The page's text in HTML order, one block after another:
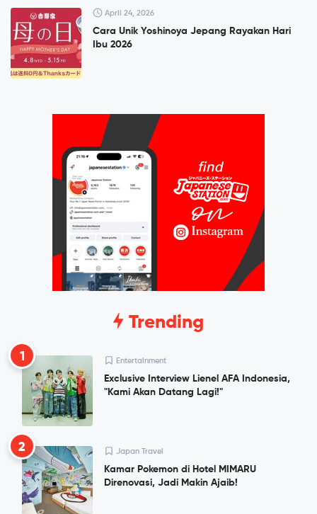
April 24, 2026
Cara Unik Yoshinoya Jepang Rayakan Hari
Ibu 2026
Trending
1 Entertainment
Exclusive Interview Lienel AFA Indonesia,
"Kami Akan Datang Lagi!"
2 Japan Travel
Kamar Pokemon di Hotel MIMARU
Direnovasi, Jadi Makin Ajaib!